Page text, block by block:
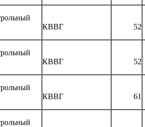
КВВГ 52
КВВГ 52
КВВГ 61